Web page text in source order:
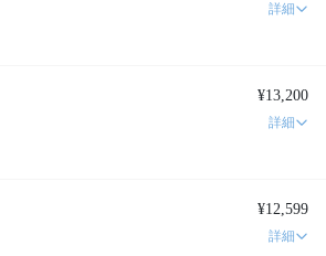
詳細
¥13,200
詳細
¥12,599
詳細